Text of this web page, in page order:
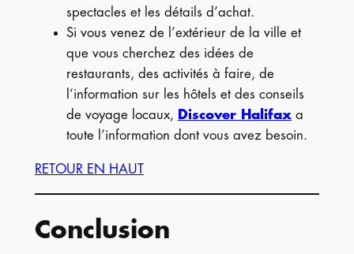
spectacles et les détails d’achat.
Si vous venez de l’extérieur de la ville et
que vous cherchez des idées de
restaurants, des activités à faire, de
l’information sur les hôtels et des conseils
de voyage locaux, Discover Halifaxa
toute l’information dont vous avez besoin.
RETOUR EN HAUT
Conclusion